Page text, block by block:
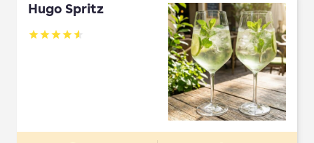
Hugo Spritz
Betyg: 4.61 av 5